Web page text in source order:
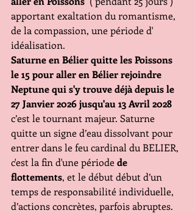
apportant exaltation du romantisme,
de la compassion, une période d'
idéalisation.
Saturne en Bélier quitte les Poissons
le 15 pour aller en Bélier rejoindre
Neptune qui s'y trouve déjà depuis le
27 Janvier 2026 jusqu'au 13 Avril 2028
c’est le tournant majeur. Saturne
quitte un signe d’eau dissolvant pour
entrer dans le feu cardinal du BELIER,
c'est la fin d'une période de
flottements, et le début début d’un
temps de responsabilité individuelle,
d’actions concrètes, parfois abruptes.